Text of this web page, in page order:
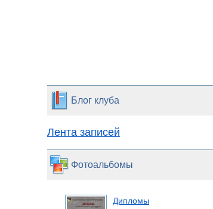
Блог клуба
Лента записей
Фотоальбомы
Дипломы